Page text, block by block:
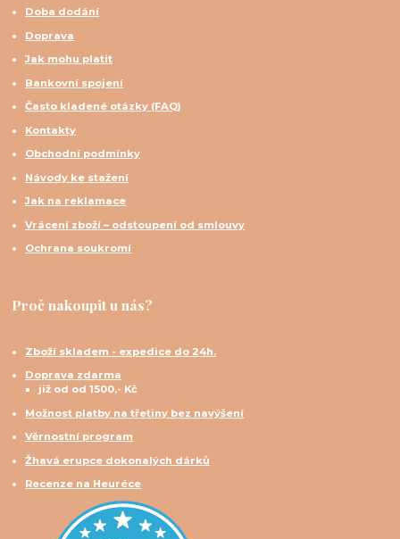
Doba dodání
Doprava
Jak mohu platit
Bankovní spojení
Často kladené otázky (FAQ)
Kontakty
Obchodní podmínky
Návody ke stažení
Jak na reklamace
Vrácení zboží – odstoupení od smlouvy
Ochrana soukromí
Proč nakoupit u nás?
Zboží skladem - expedice do 24h.
Doprava zdarma
již od od 1500,- Kč
Možnost platby na třetiny bez navýšení
Věrnostní program
Žhavá erupce dokonalých dárků
Recenze na Heuréce